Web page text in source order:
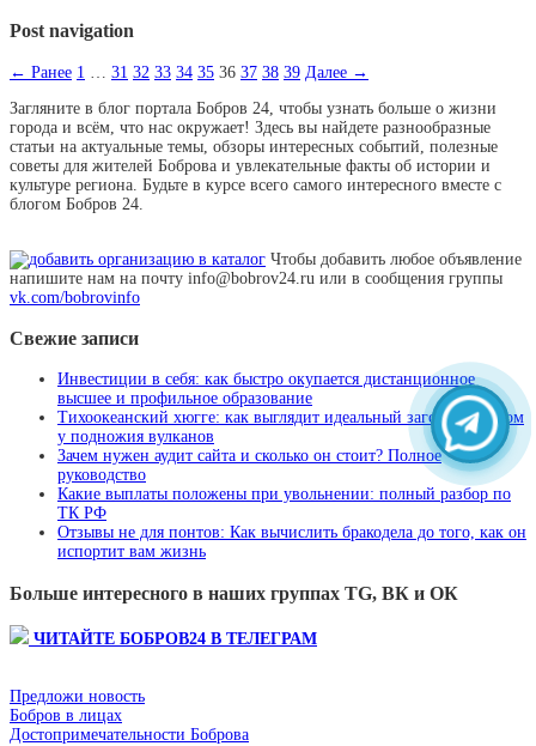
Post navigation
← Ранее 1 31 32 33 34 35 36 37 38 39 Далее →
Загляните в блог портала Бобров 24, чтобы узнать больше о жизни
города и всём, что нас окружает! Здесь вы найдете разнообразные
статьи на актуальные темы, обзоры интересных событий, полезные
советы для жителей Боброва и увлекательные факты об истории и
культуре региона. Будьте в курсе всего самого интересного вместе с
блогом Бобров 24.
Чтобы добавить любое объявление
напишите нам на почту info@bobrov24.ru или в сообщения группы
vk.com/bobrovinfo
Свежие записи
Инвестиции в себя: как быстро окупается дистанционное
высшее и профильное образование
Тихоокеанский хюгге: как выглядит идеальный загородный дом
у подножия вулканов
Зачем нужен аудит сайта и сколько он стоит? Полное
руководство
Какие выплаты положены при увольнении: полный разбор по
ТК РФ
Отзывы не для понтов: Как вычислить бракодела до того, как он
испортит вам жизнь
Больше интересного в наших группах TG, ВК и ОК
ЧИТАЙТЕ БОБРОВ24 В ТЕЛЕГРАМ
Предложи новость
Бобров в лицах
Достопримечательности Боброва